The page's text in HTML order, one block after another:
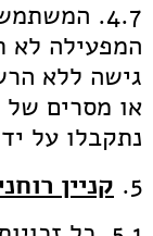
4.7.
המפעילה לא
גישה ללא
או מסרים
נתקבלו על
5. קניין